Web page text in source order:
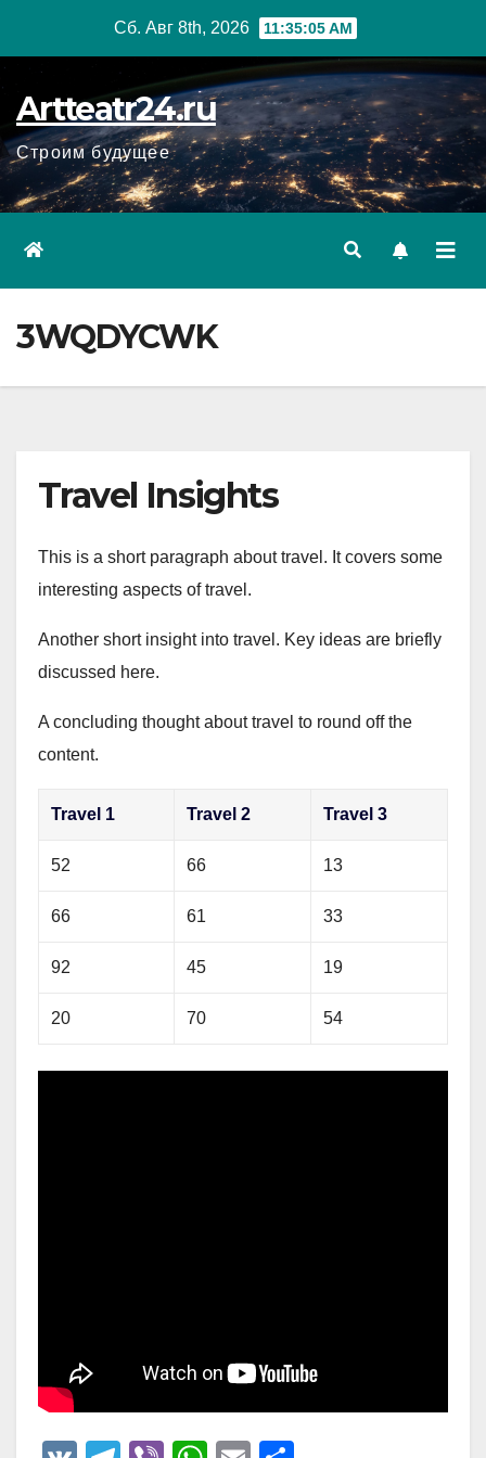
Сб. Авг 8th, 2026 11:35:07 AM
Artteatr24.ru
Строим будущее
3WQDYCWK
Travel Insights
This is a short paragraph about travel. It covers some
interesting aspects of travel.
Another short insight into travel. Key ideas are briefly
discussed here.
A concluding thought about travel to round off the
content.
Travel 1 Travel 2 Travel 3
52 66 13
66 61 33
92 45 19
20 70 54